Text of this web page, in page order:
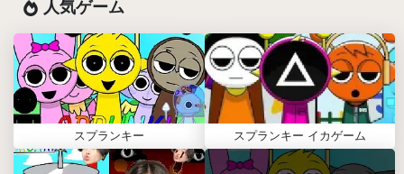
人気ゲーム
スプランキー スプランキー イカゲーム